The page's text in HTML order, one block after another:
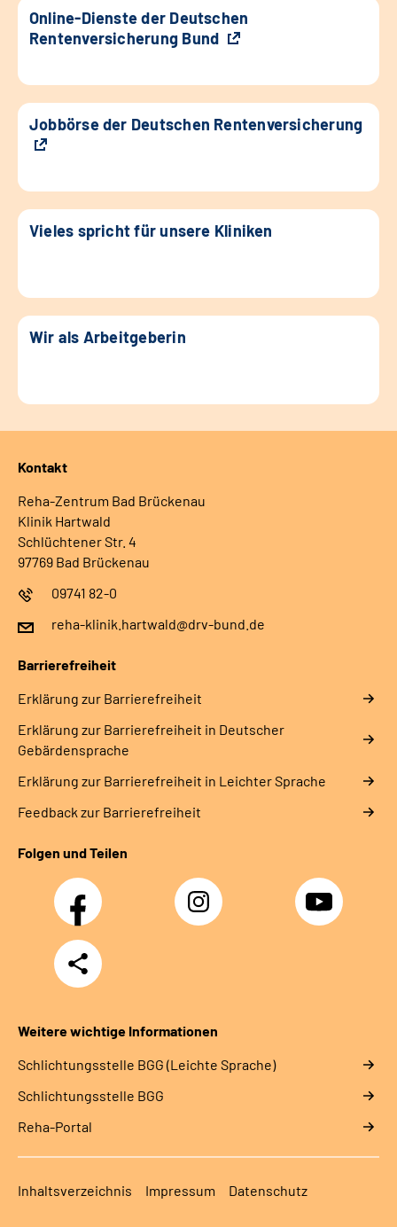
Online-Dienste der Deutschen
Rentenversicherung Bund
Jobbörse der Deutschen Rentenversicherung
Vieles spricht für unsere Kliniken
Wir als Arbeitgeberin
Kontakt
Reha-Zentrum Bad Brückenau
Klinik Hartwald
Schlüchtener Str. 4
97769 Bad Brückenau
09741 82-0
reha-klinik.hartwald@drv-bund.de
Barrierefreiheit
Erklärung zur Barrierefreiheit
Erklärung zur Barrierefreiheit in Deutscher
Gebärdensprache
Erklärung zur Barrierefreiheit in Leichter Sprache
Feedback zur Barrierefreiheit
Folgen und Teilen
Facebook Instagram YouTube
Teilen
Weitere wichtige Informationen
Schlich­tungs­stel­le BGG (Leichte Sprache)
Schlich­tungs­stel­le BGG
Reha-Portal
Inhaltsverzeichnis Impressum Datenschutz